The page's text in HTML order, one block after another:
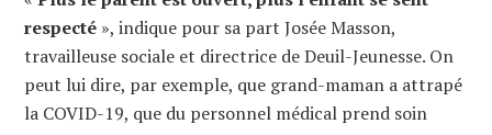
respecté », indique pour sa part Josée Masson,
travailleuse sociale et directrice de Deuil-Jeunesse. On
peut lui dire, par exemple, que grand-maman a attrapé
la COVID-19, que du personnel médical prend soin